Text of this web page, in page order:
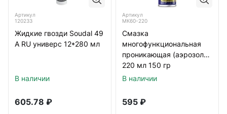
Артикул
120233
Жидкие гвозди Soudal 49
А RU универс 12*280 мл
В наличии
605.78 ₽
Артикул
МК60-220
Смазка
многофункциональная
проникающая (аэрозоль)
220 мл 150 гр
В наличии
595 ₽